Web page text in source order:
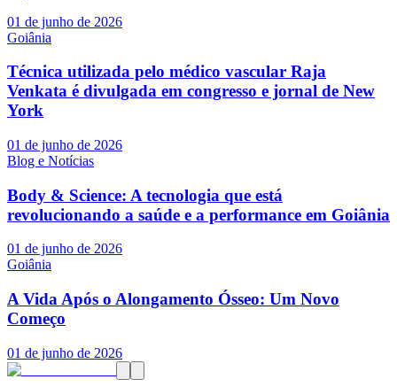
01 de junho de 2026
Goiânia
Técnica utilizada pelo médico vascular Raja
Venkata é divulgada em congresso e jornal de New
York
01 de junho de 2026
Blog e Notícias
Body & Science: A tecnologia que está
revolucionando a saúde e a performance em Goiânia
01 de junho de 2026
Goiânia
A Vida Após o Alongamento Ósseo: Um Novo
Começo
01 de junho de 2026